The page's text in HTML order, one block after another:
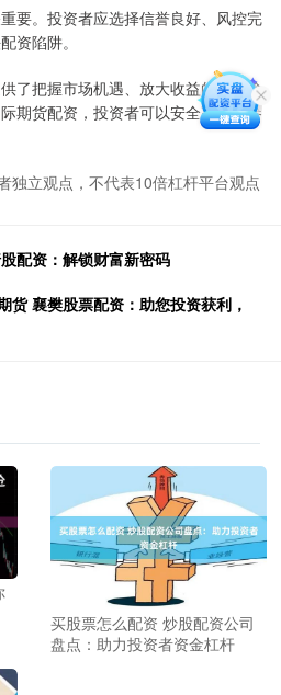
要。投资者应选择信誉良好、风控完
资陷阱。
了把握市场机遇、放大收益的有效途
期货配资，投资者可以安全高效地参
独立观点，不代表10倍杠杆平台观点
配资：解锁财富新密码
货 襄樊股票配资：助您投资获利，
买股票怎么配资 炒股配资公司
盘点：助力投资者资金杠杆